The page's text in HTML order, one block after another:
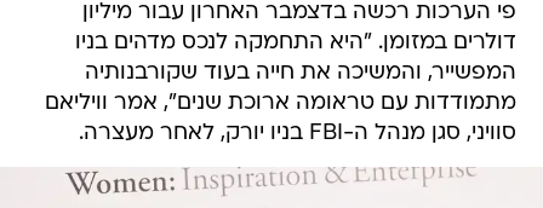
פי הערכות רכשה בדצמבר האחרון עבור מיליון
דולרים במזומן. "היא התחמקה לנכס מדהים בניו
המפשייר, והמשיכה את חייה בעוד שקורבנותיה
מתמודדות עם טראומה ארוכת שנים", אמר וויליאם
סוויני, סגן מנהל ה-FBI בניו יורק, לאחר מעצרה.